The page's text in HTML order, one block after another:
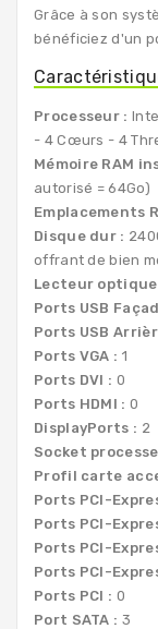
Grâce à son
bénéficiez d'un
Processeur :
- 4 Cœurs - 4
Mémoire RAM
autorisé = 64Go)
Emplacements
Disque dur :
offrant de bien
Lecteur optique
Ports USB
Ports USB
Ports VGA : 1
Ports DVI : 0
Ports HDMI : 0
DisplayPorts : 2
Socket
Profil carte
Ports PCI-
Ports PCI-
Ports PCI-
Ports PCI-
Ports PCI : 0
Port SATA : 3